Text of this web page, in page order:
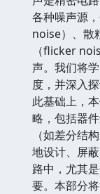
各种噪声源
noise）、散
（flicker
声。我们将
度，并深入
此基础上，
略，包括器
（如差分结
地设计、屏
路中，尤其
要。本部分